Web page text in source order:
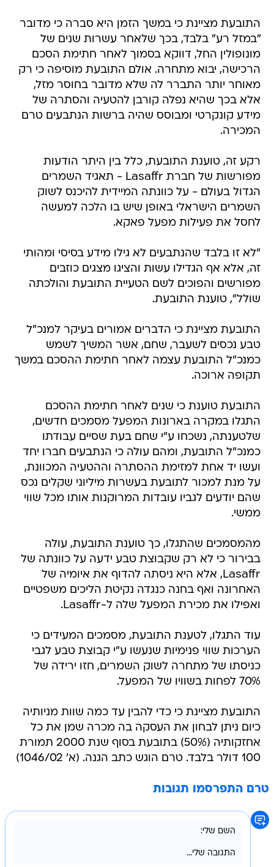
התובעת מציינת כי במשך הזמן היא סברה כי מדובר
"במזל רע" בלבד, בכך שלאחר עשרות שנים של
מונופולין החל, דווקא בסמוך לאחר חתימת הסכם
הרכישה, יבוא מתחרה. אולם התובעת מוסיפה כי רק
מאוחר יותר התברר לה שלא מדובר בחוסר מזל,
אלא בכך שהיא נפלה קורבן להטעיה והסתרה של
מידע קונקרטי ומבוסס שהיה ברשות הנתבעים טרם
המכירה.
רקע זה, טוענת התובעת, כלל בין היתר הודעות
מפורשות של חברת Lasaffr - תאגיד השמרים
הגדול בעולם - על כוונתה המיידית להיכנס לשוק
השמרים הישראלי באופן שיש בו הלכה למעשה
לחסל את פעילות מפעל פאקא.
"לא זו בלבד שהנתבעים לא גילו מידע בסיסי ומהותי
זה, אלא אף הגדילו עשות והציגו מצגים כוזבים
מפורשים והפוכים לשם הטעיית התובעת והולכתה
שולל", טוענת התובעת.
התובעת מציינת כי הדברים אמורים בעיקר למנכ"ל
טבע נכסים לשעבר, שחם, אשר המשיך לשמש
כמנכ"ל התובעת עצמה לאחר חתימת ההסכם במשך
תקופה ארוכה.
התובעת טוענת כי שנים לאחר חתימת ההסכם
התגלו במקרה בארונות המפעל מסמכים חדשים,
שלטענתה, נשכחו ע"י שחם בעת שסיים עבודתו
כמנכ"ל התובעת, ומהם עולה כי הנתבעים חברו יחד
ועשו יד אחת למזימת ההסתרה וההטעיה המכוונת,
על מנת למכור לתובעת בעשרות מיליוני שקלים נכס
שהם יודעים לגביו עובדות המרוקנות אותו מכל שווי
ממשי.
מהמסמכים שהתגלו, כך טוענת התובעת, עולה
בבירור כי לא רק שקבוצת טבע ידעה על כוונתה של
Lasaffr, אלא היא ניסתה להדוף את איומיה של
האחרונה ואף בחנה כנגדה נקיטת הליכים משפטיים
ואפילו את מכירת המפעל שלה ל-Lasaffr.
עוד התגלו, לטענת התובעת, מסמכים המעידים כי
הערכות שווי פנימיות שנעשו ע"י קבוצת טבע לגבי
כניסתו של מתחרה לשוק השמרים, חזו ירידה של
70% לפחות בשוויו של המפעל.
התובעת מציינת כי כדי להבין עד כמה שוות מניותיה
כיום ניתן לבחון את העסקה בה מכרה שמן את כל
אחזקותיה (50%) בתובעת בסוף שנת 2000 תמורת
100 דולר בלבד. טרם הוגש כתב הגנה. (א' 1046/02)
טרם התפרסמו תגובות